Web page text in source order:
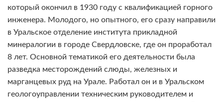
который окончил в 1930 году с квалификацией горного
инженера. Молодого, но опытного, его сразу направили
в Уральское отделение института прикладной
минералогии в городе Свердловске, где он проработал
8 лет. Основной тематикой его деятельности была
разведка месторождений слюды, железных и
марганцевых руд на Урале. Работал он и в Уральском
геологоуправлении техническим руководителем и